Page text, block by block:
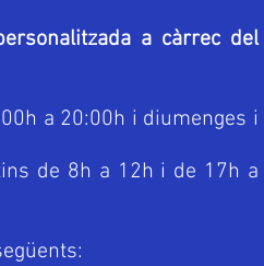
a càrrec del
a 20:00h i diumenges i
de 8h a 12h i de 17h a